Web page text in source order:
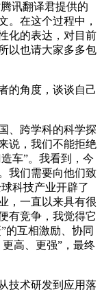
讯翻译君提供的
。在这个过程中，
化的表达，对目前
以也请大家多多包
角度，谈谈自己
跨学科的科学探
说，我们不能拒绝
车”。我看到，今
我们需要向他们致
科技产业开辟了
，一直以来具有很
有竞争，我觉得它
的互相激励、协同
高、更强”，最终
术研发到应用落